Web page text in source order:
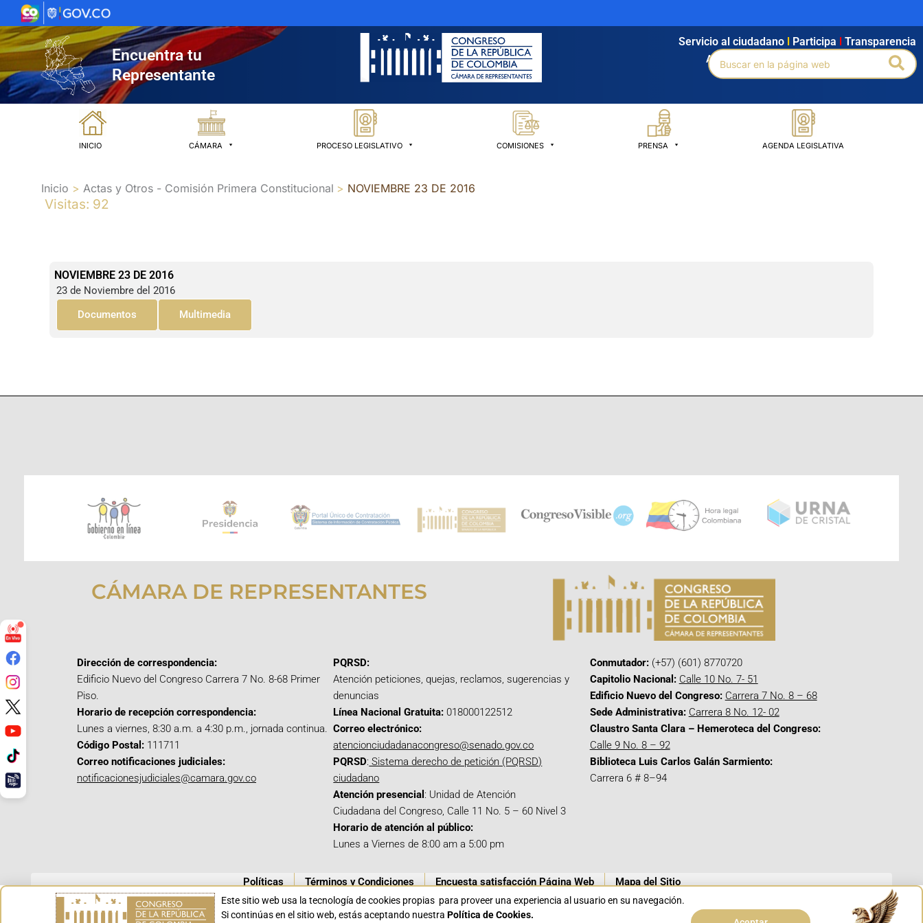
al
contenido
Encuentra tu
Representante
Agendamiento Intranet Búsqueda avanzada
Servicio al ciudadano Participa Transparencia
Buscar
por:
INICIO CÁMARA PROCESO LEGISLATIVO COMISIONES PRENSA AGENDA LEGISLATIVA
Inicio Actas y Otros - Comisión Primera Constitucional NOVIEMBRE 23 DE 2016
Visitas: 92
NOVIEMBRE 23 DE 2016
23 de Noviembre del 2016
Documentos
Multimedia
CÁMARA DE REPRESENTANTES
Dirección de correspondencia:
Edificio Nuevo del Congreso Carrera 7 No. 8-68 Primer
Piso.
Horario de recepción correspondencia:
Lunes a viernes, 8:30 a.m. a 4:30 p.m., jornada continua.
Código Postal: 111711
Correo notificaciones judiciales:
notificacionesjudiciales@camara.gov.co
PQRSD:
Atención peticiones, quejas, reclamos, sugerencias y
denuncias
Línea Nacional Gratuita: 018000122512
Correo electrónico:
atencionciudadanacongreso@senado.gov.co
PQRSD: Sistema derecho de petición (PQRSD)
ciudadano
Atención presencial : Unidad de Atención
Ciudadana del Congreso, Calle 11 No. 5 – 60 Nivel 3
Horario de atención al público:
Lunes a Viernes de 8:00 am a 5:00 pm
Conmutador:(+57) (601) 8770720
Capitolio Nacional: Calle 10 No. 7- 51
Edificio Nuevo del Congreso: Carrera 7 No. 8 – 68
Sede Administrativa: Carrera 8 No. 12- 02
Claustro Santa Clara – Hemeroteca del Congreso:
Calle 9 No. 8 – 92
Biblioteca Luis Carlos Galán Sarmiento:
Carrera 6 # 8–94
Políticas Términos y Condiciones Encuesta satisfacción Página Web Mapa del Sitio
Este sitio web usa la tecnología de cookies propias para proveer una experiencia al usuario en su navegación.
Si continúas en el sitio web, estás aceptando nuestra Política de Cookies.